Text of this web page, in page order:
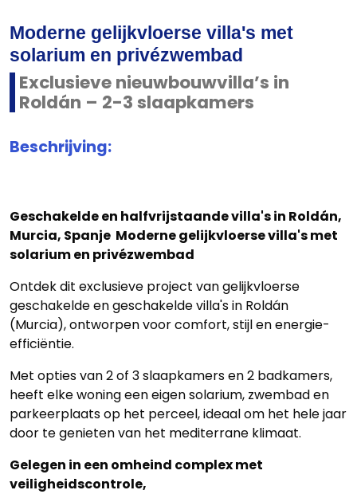
Moderne gelijkvloerse villa's met
solarium en privézwembad
Exclusieve nieuwbouwvilla’s in
Roldán – 2-3 slaapkamers
Beschrijving:
Geschakelde en halfvrijstaande villa's in Roldán,
Murcia, Spanje Moderne gelijkvloerse villa's met
solarium en privézwembad
Ontdek dit exclusieve project van gelijkvloerse
geschakelde en geschakelde villa's in Roldán
(Murcia), ontworpen voor comfort, stijl en energie-
efficiëntie.
Met opties van 2 of 3 slaapkamers en 2 badkamers,
heeft elke woning een eigen solarium, zwembad en
parkeerplaats op het perceel, ideaal om het hele jaar
door te genieten van het mediterrane klimaat.
Gelegen in een omheind complex met
veiligheidscontrole,